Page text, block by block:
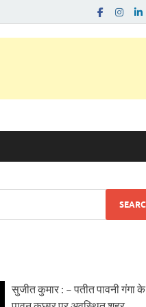
सुजीत कुमार : – पतीत पावनी गंगा के